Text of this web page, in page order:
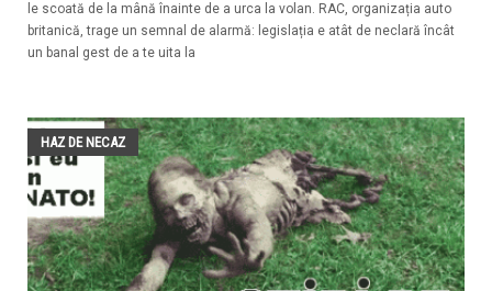
le scoată de la mână înainte de a urca la volan. RAC, organizația auto
britanică, trage un semnal de alarmă: legislația e atât de neclară încât
un banal gest de a te uita la
HAZ DE NECAZ